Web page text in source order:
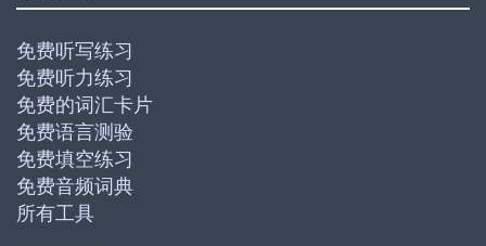
免费听写练习
免费听力练习
免费的词汇卡片
免费语言测验
免费填空练习
免费音频词典
所有工具